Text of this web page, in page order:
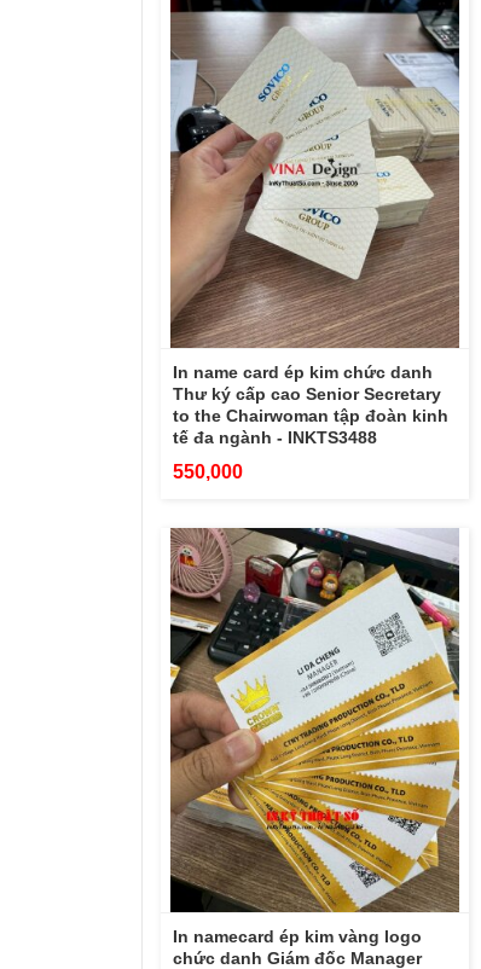
In name card ép kim chức danh
Thư ký cấp cao Senior Secretary
to the Chairwoman tập đoàn kinh
tế đa ngành - INKTS3488
550,000
In namecard ép kim vàng logo
chức danh Giám đốc Manager